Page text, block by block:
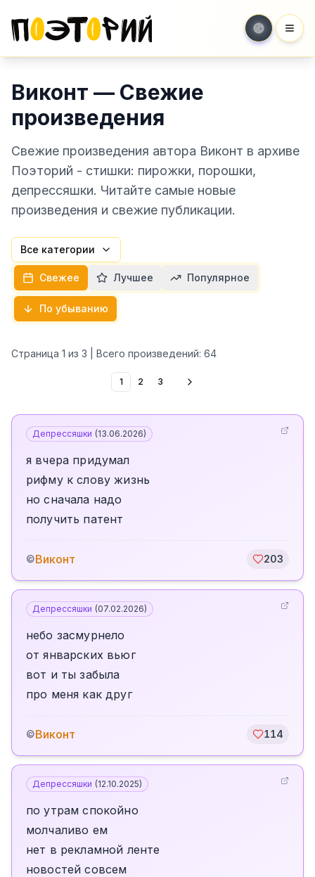
Виконт — Свежие
произведения
Свежие произведения автора Виконт в архиве
Поэторий - стишки: пирожки, порошки,
депрессяшки. Читайте самые новые
произведения и свежие публикации.
Все категории
Свежее Лучшее Популярное
По убыванию
Страница 1 из 3 | Всего произведений: 64
1 2 3
Депрессяшки (13.06.2026)
я вчера придумал
рифму к слову жизнь
но сначала надо
получить патент
©Виконт 203
Депрессяшки (07.02.2026)
небо засмурнело
от январских вьюг
вот и ты забыла
про меня как друг
©Виконт 114
Депрессяшки (12.10.2025)
по утрам спокойно
молчаливо ем
нет в рекламной ленте
новостей совсем